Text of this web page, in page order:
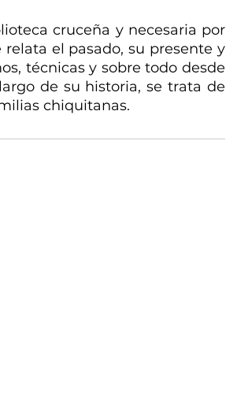
cruceña y necesaria por
el pasado, su presente y
técnicas y sobre todo desde
de su historia, se trata de
chiquitanas.